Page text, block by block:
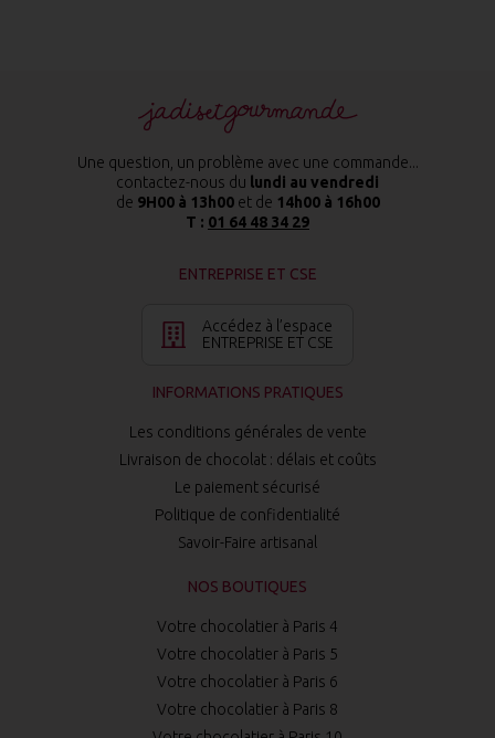
Une question, un problème avec une commande...
contactez-nous du lundi au vendredi
de 9H00 à 13h00et de 14h00 à 16h00
T : 01 64 48 34 29
ENTREPRISE ET CSE
Accédez à l’espace
ENTREPRISE ET CSE
INFORMATIONS PRATIQUES
Les conditions générales de vente
Livraison de chocolat : délais et coûts
Le paiement sécurisé
Politique de confidentialité
Savoir-Faire artisanal
NOS BOUTIQUES
Votre chocolatier à Paris 4
Votre chocolatier à Paris 5
Votre chocolatier à Paris 6
Votre chocolatier à Paris 8